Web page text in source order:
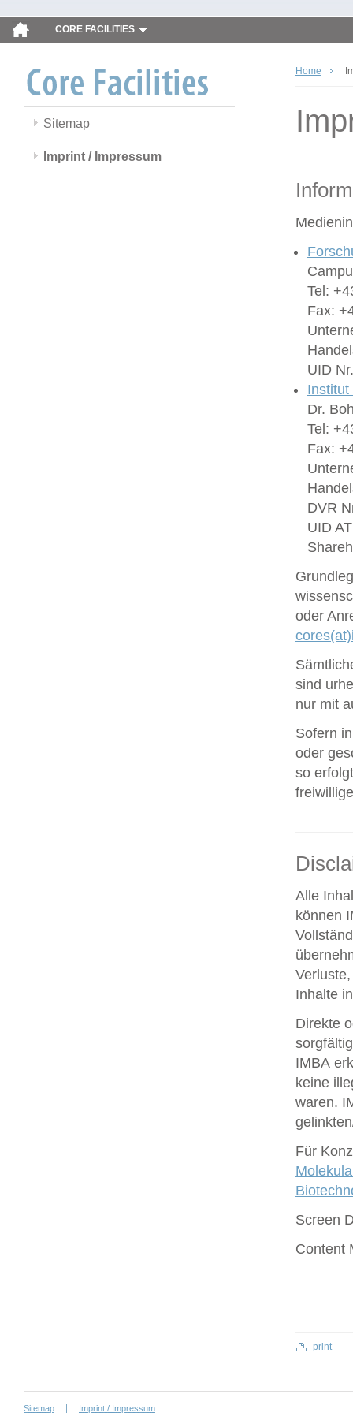
CORE FACILITIES
Sitemap
Imprint / Impressum
Home
Tel:
Fax:
UID
Dr.
Tel:
Fax:
DVR
UID
oder
sind
nur mit
Sofern
oder
so
Alle
können
Inhalte
Direkte
IMBA
keine
waren.
Für
Screen
Content
print
Sitemap Imprint / Impressum